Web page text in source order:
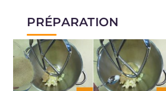
PRÉPARATION